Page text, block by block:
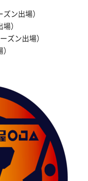
ン出場）
）
ズン出場）